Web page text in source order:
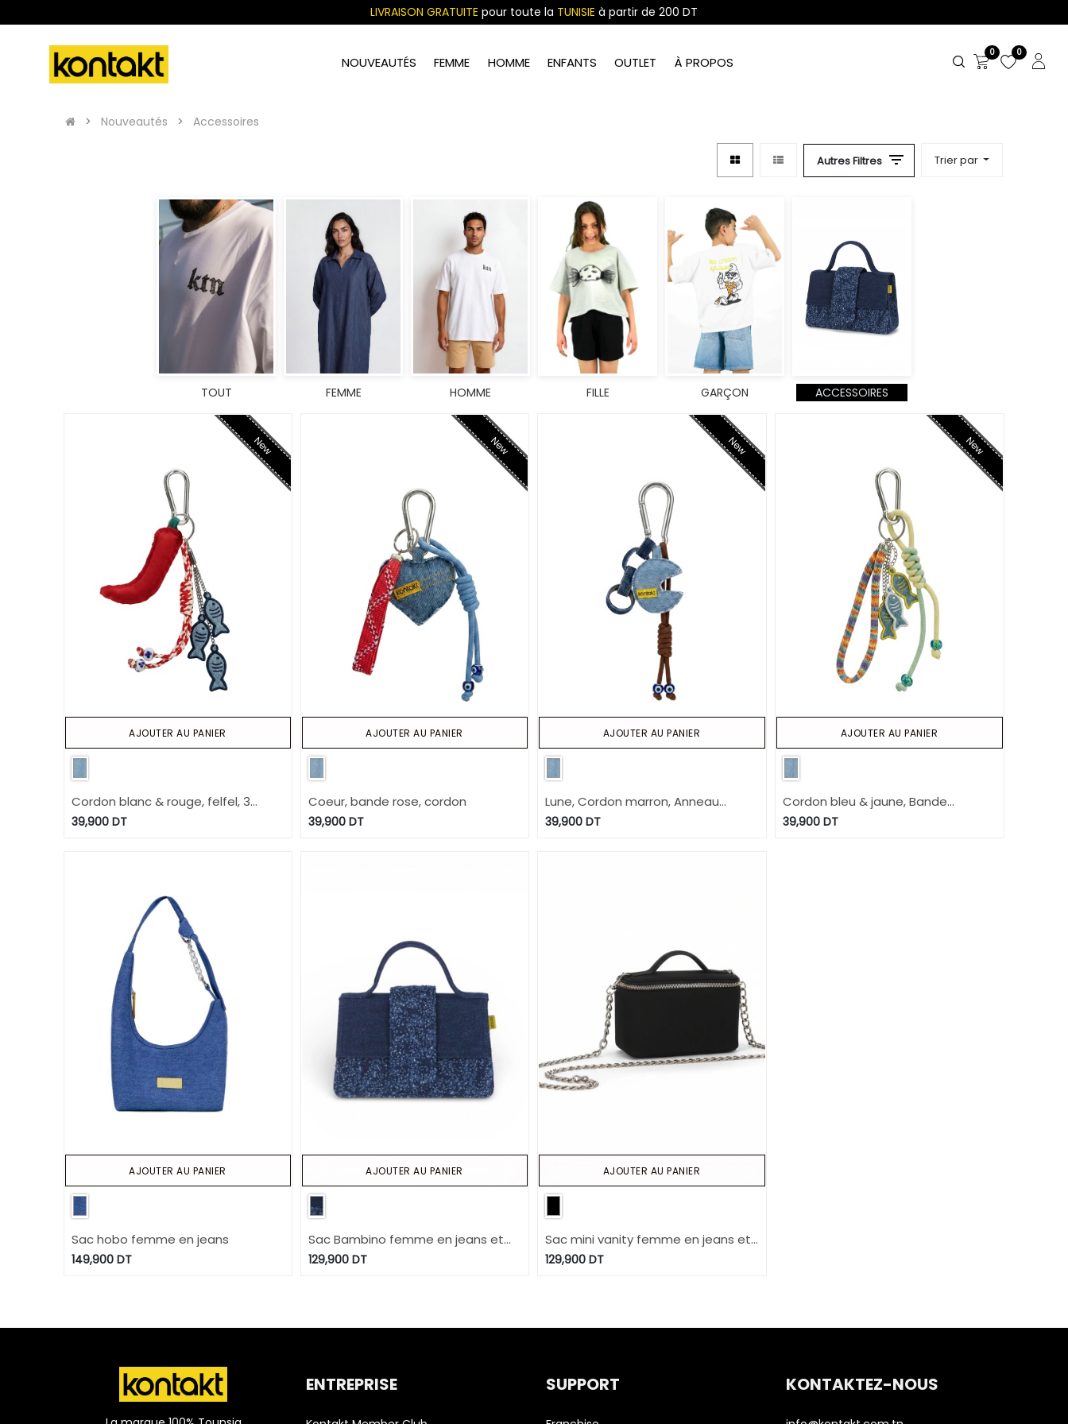
LIVRAISON GRATUITE pour toute la TUNISIE à partir de 200 DT
NOUVEAUTÉS FEMME HOMME ENFANTS OUTLET À PROPOS
0 0
Nouveautés Accessoires
Trier par
Autres Filtres
TOUT FEMME HOMME FILLE GARÇON ACCESSOIRES
New
Cordon blanc & rouge, felfel, 3
poisoons bleu fonce
39,900DT
AJOUTER AU PANIER
New
Coeur, bande rose, cordon
39,900DT
AJOUTER AU PANIER
New
Lune, Cordon marron, Anneau
passant
39,900DT
AJOUTER AU PANIER
New
Cordon bleu & jaune, Bande
multicouleur, 2 poissons jaune+ 1
39,900DT
AJOUTER AU PANIER
Sac hobo femme en jeans
149,900DT
AJOUTER AU PANIER
Sac Bambino femme en jeans et
cuir
129,900DT
AJOUTER AU PANIER
Sac mini vanity femme en jeans et
cuir
129,900DT
AJOUTER AU PANIER
ENTREPRISE SUPPORT KONTAKTEZ-NOUS